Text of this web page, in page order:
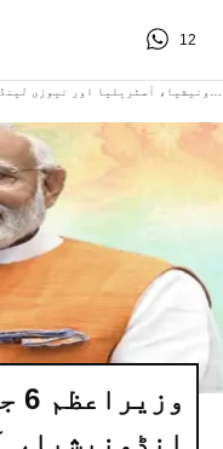
12
انڈونیشیا،